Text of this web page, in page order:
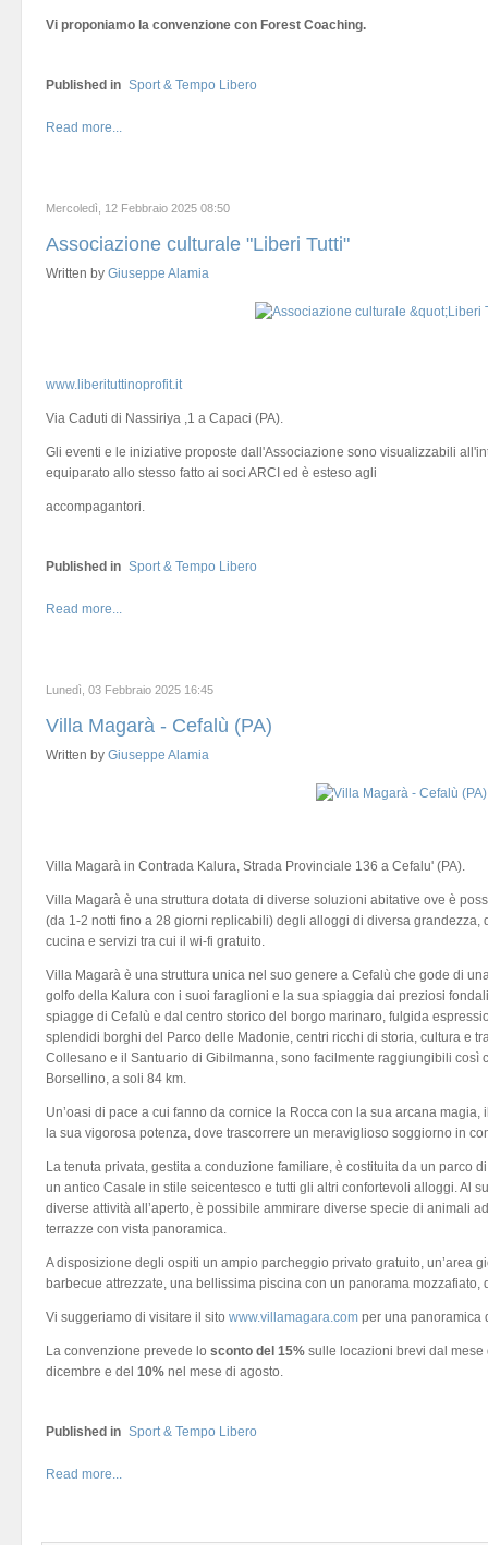
Vi proponiamo la convenzione con Forest Coaching.
Published in Sport & Tempo Libero
Read more...
Mercoledì, 12 Febbraio 2025 08:50
Associazione culturale "Liberi Tutti"
Written by Giuseppe Alamia
www.liberituttinoprofit.it
Via Caduti di Nassiriya ,1 a Capaci (PA).
Gli eventi e le iniziative proposte dall'Associazione sono visualizzabili
equiparato allo stesso fatto ai soci ARCI ed è esteso agli
accompagantori.
Published in Sport & Tempo Libero
Read more...
Lunedì, 03 Febbraio 2025 16:45
Villa Magarà - Cefalù (PA)
Written by Giuseppe Alamia
Villa Magarà in Contrada Kalura, Strada Provinciale 136 a Cefalu' (PA).
Villa Magarà è una struttura dotata di diverse soluzioni abitative ove è
(da 1-2 notti fino a 28 giorni replicabili) degli alloggi di diversa grandezza,
cucina e servizi tra cui il wi-fi gratuito.
Villa Magarà è una struttura unica nel suo genere a Cefalù che gode di
golfo della Kalura con i suoi faraglioni e la sua spiaggia dai preziosi
spiagge di Cefalù e dal centro storico del borgo marinaro, fulgida
splendidi borghi del Parco delle Madonie, centri ricchi di storia, cultura e
Collesano e il Santuario di Gibilmanna, sono facilmente raggiungibili così
Borsellino, a soli 84 km.
Un’oasi di pace a cui fanno da cornice la Rocca con la sua arcana
la sua vigorosa potenza, dove trascorrere un meraviglioso soggiorno in
La tenuta privata, gestita a conduzione familiare, è costituita da un parco
un antico Casale in stile seicentesco e tutti gli altri confortevoli alloggi. Al
diverse attività all’aperto, è possibile ammirare diverse specie di animali
terrazze con vista panoramica.
A disposizione degli ospiti un ampio parcheggio privato gratuito, un’area
barbecue attrezzate, una bellissima piscina con un panorama mozzafiato,
Vi suggeriamo di visitare il sito www.villamagara.com per una panoramica
La convenzione prevede lo sconto del 15% sulle locazioni brevi dal
dicembre e del 10% nel mese di agosto.
Published in Sport & Tempo Libero
Read more...